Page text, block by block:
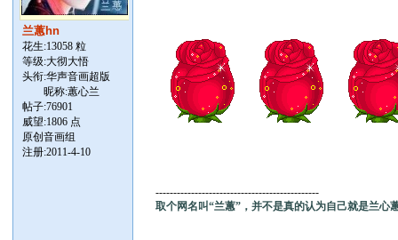
兰蕙hn
花生:13058 粒
等级:大彻大悟
头衔:华声音画超版
昵称:蕙心兰
帖子:76901
威望:1806 点
原创音画组
注册:2011-4-10
----------------------------------------------
取个网名叫“兰蕙”，并不是真的认为自己就是兰